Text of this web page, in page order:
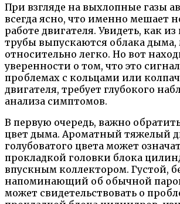
При взгляде на выхлопные газы
всегда ясно, что именно мешает
работе двигателя. Увидеть, как
трубы выпускаются облака
относительно легко. Но вот
уверенности о том, что это
проблемах с кольцами или
двигателя, требует глубокого
анализа симптомов.
В первую очередь, важно
цвет дыма. Ароматный тяжелый
голубоватого цвета может
прокладкой головки блока
впускным коллектором. Густой,
напоминающий об обычной
может свидетельствовать о